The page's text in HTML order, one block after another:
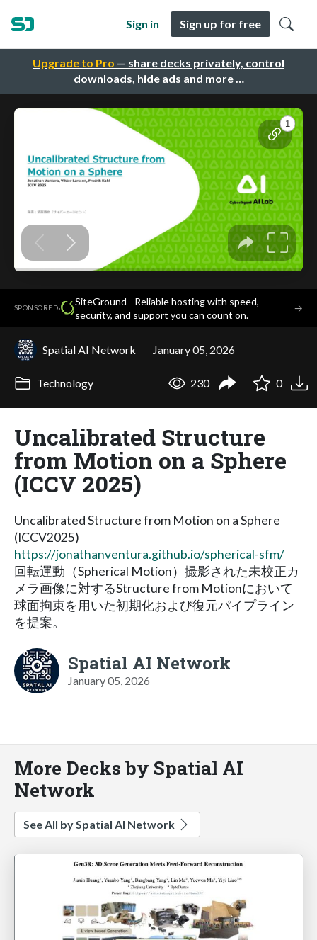
Upgrade to Pro — share decks privately, control
downloads, hide ads and more …
Sign in Sign up for free
SPONSORED·
SiteGround - Reliable hosting with speed,
security, and support you can count on.
→
Spatial AI Network January 05, 2026
Technology 230 0
Uncalibrated Structure
from Motion on a Sphere
(ICCV 2025)
Uncalibrated Structure from Motion on a Sphere
(ICCV2025)
https://jonathanventura.github.io/spherical-sfm/
回転運動（Spherical Motion）撮影された未校正カ
メラ画像に対するStructure from Motionにおいて
球面拘束を用いた初期化および復元パイプライン
を提案。
Spatial AI Network
January 05, 2026
More Decks by Spatial AI
Network
See All by Spatial AI Network